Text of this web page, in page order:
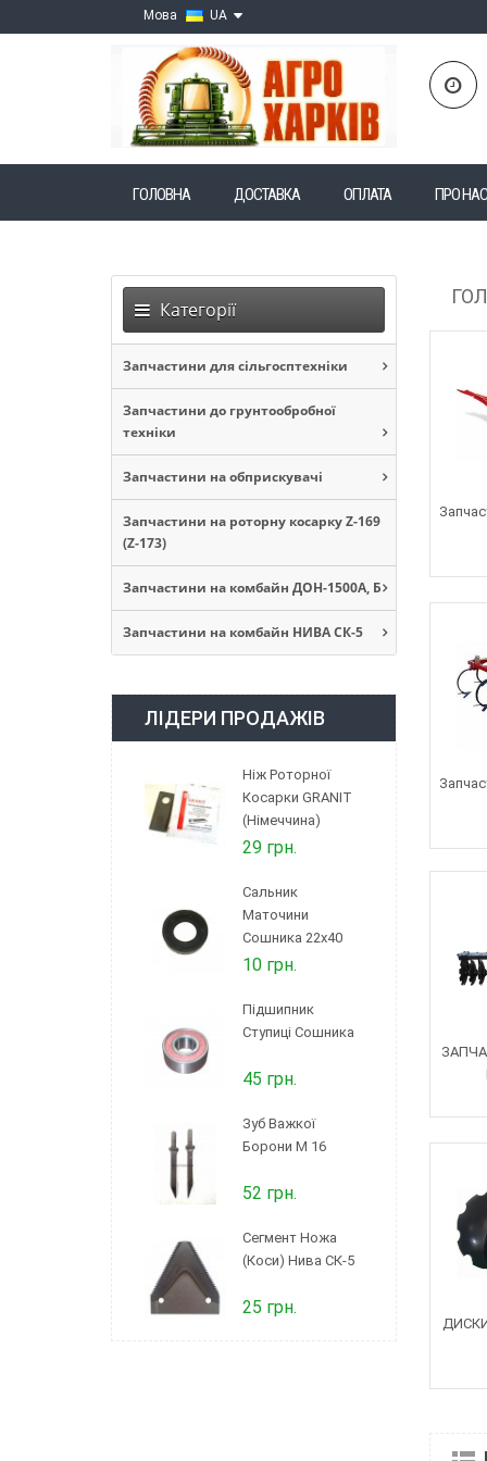
Мова UA
ГОЛОВНА ДОСТАВКА ОПЛАТА ПРО НАС
Категорії
Запчастини для сільгосптехніки
Запчастини до грунтообробної
техніки
Запчастини на обприскувачі
Запчастини на роторну косарку Z-169
(Z-173)
Запчастини на комбайн ДОН-1500А, Б
Запчастини на комбайн НИВА СК-5
ЛІДЕРИ ПРОДАЖІВ
Ніж Роторної
Косарки GRANIT
(Німеччина)
29 грн.
Сальник
Маточини
Сошника 22х40
10 грн.
Підшипник
Ступиці Сошника
45 грн.
Зуб Важкої
Борони М 16
52 грн.
Сегмент Ножа
(коси) Нива СК-5
25 грн.